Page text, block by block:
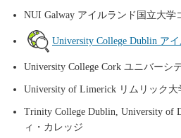
NUI Galway アイルランド国立大学
University College Dublin ア
University College Cork ユニバーシ
University of Limerick リムリック大
Trinity College Dublin, University of
ィ・カレッジ